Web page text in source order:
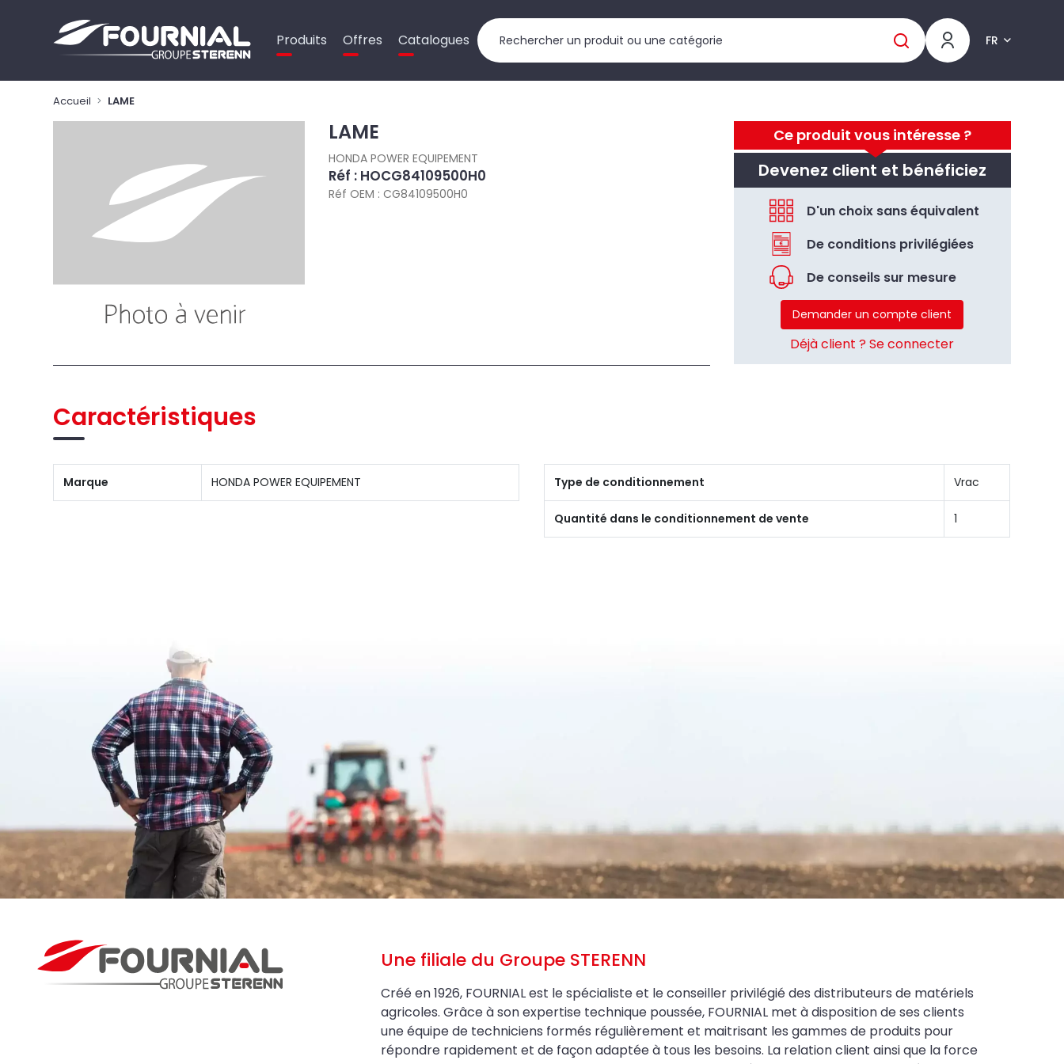
Produits Offres Catalogues FR
Accueil LAME
Ce produit vous intéresse ?
Devenez client et bénéficiez
D'un choix sans équivalent
De conditions privilégiées
De conseils sur mesure
Demander un compte client
Déjà client ? Se connecter
LAME
HONDA POWER EQUIPEMENT
Réf : HOCG84109500H0
Réf OEM : CG84109500H0
Caractéristiques
Marque HONDA POWER EQUIPEMENT Type de conditionnement Vrac
Quantité dans le conditionnement de vente 1
Une filiale du Groupe STERENN
Créé en 1926, FOURNIAL est le spécialiste et le conseiller privilégié des distributeurs de matériels
agricoles. Grâce à son expertise technique poussée, FOURNIAL met à disposition de ses clients
une équipe de techniciens formés régulièrement et maitrisant les gammes de produits pour
répondre rapidement et de façon adaptée à tous les besoins. La relation client ainsi que la force